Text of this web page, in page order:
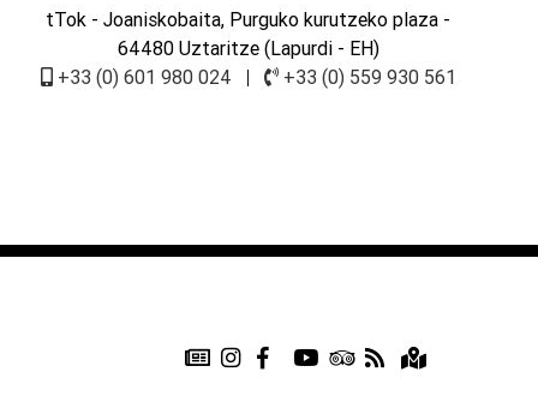
tTok - Joaniskobaita, Purguko kurutzeko plaza -
64480 Uztaritze (Lapurdi - EH)
+33 (0) 601 980 024
| +33 (0) 559 930 561